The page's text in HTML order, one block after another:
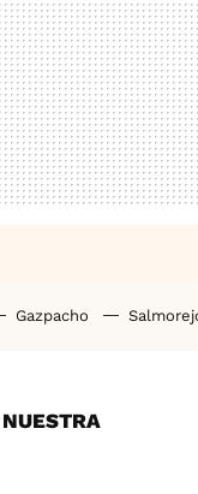
Gazpacho